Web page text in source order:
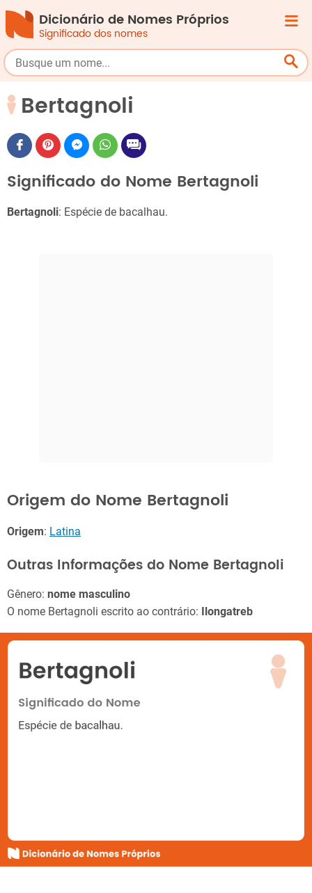
Dicionário de Nomes Próprios
Significado dos nomes
Bertagnoli
Significado do Nome Bertagnoli
Bertagnoli: Espécie de bacalhau.
Origem do Nome Bertagnoli
Origem: Latina
Outras Informações do Nome Bertagnoli
Gênero: nome masculino
O nome Bertagnoli escrito ao contrário:
Ilongatreb